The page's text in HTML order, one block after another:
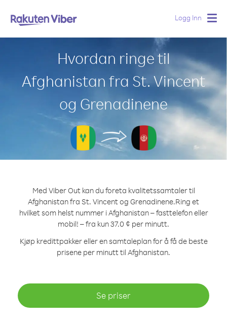
Logg Inn
Hvordan ringe til
Afghanistan fra St. Vincent
og Grenadinene
Med Viber Out kan du foreta kvalitetssamtaler til
Afghanistan fra St. Vincent og Grenadinene.Ring et
hvilket som helst nummer i Afghanistan – fasttelefon eller
mobil! – fra kun 37.0 ¢ per minutt.
Kjøp kredittpakker eller en samtaleplan for å få de beste
prisene per minutt til Afghanistan.
Se priser